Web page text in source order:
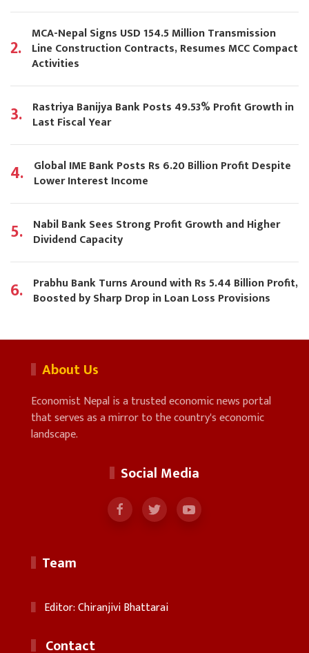
2.
MCA-Nepal Signs USD 154.5 Million Transmission
Line Construction Contracts, Resumes MCC Compact
Activities
3. Rastriya Banijya Bank Posts 49.53% Profit Growth in
Last Fiscal Year
4. Global IME Bank Posts Rs 6.20 Billion Profit Despite
Lower Interest Income
5. Nabil Bank Sees Strong Profit Growth and Higher
Dividend Capacity
6. Prabhu Bank Turns Around with Rs 5.44 Billion Profit,
Boosted by Sharp Drop in Loan Loss Provisions
About Us
Economist Nepal is a trusted economic news portal
that serves as a mirror to the country's economic
landscape.
Social Media
Team
Editor: Chiranjivi Bhattarai
Contact